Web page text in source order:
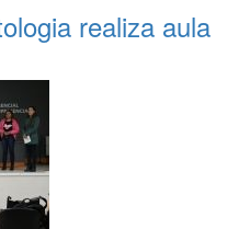
realiza aula